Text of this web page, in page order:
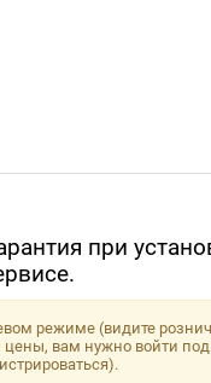
при
режиме (видите
цены, вам нужно войти